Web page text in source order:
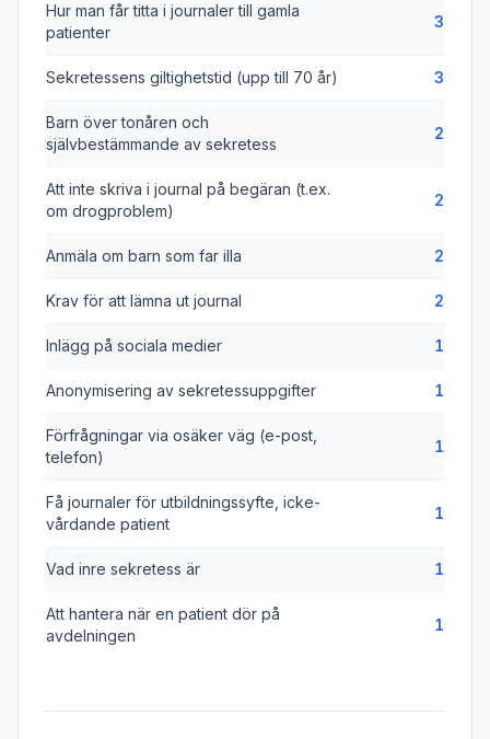
Hur man får titta i journaler till gamla
patienter
3
Sekretessens giltighetstid (upp till 70 år) 3
Barn över tonåren och
självbestämmande av sekretess
2
Att inte skriva i journal på begäran (t.ex.
om drogproblem)
2
Anmäla om barn som far illa 2
Krav för att lämna ut journal 2
Inlägg på sociala medier 1
Anonymisering av sekretessuppgifter 1
Förfrågningar via osäker väg (e-post,
telefon)
1
Få journaler för utbildningssyfte, icke-
vårdande patient
1
Vad inre sekretess är 1
Att hantera när en patient dör på
avdelningen
1